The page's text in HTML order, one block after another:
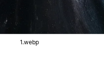
1.webp